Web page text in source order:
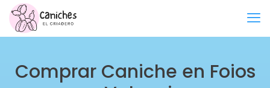
Comprar Caniche en Foios